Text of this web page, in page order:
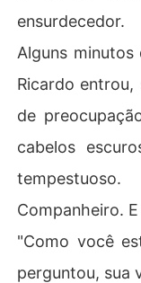
ensurdecedor.
Alguns
Ricardo
de
cabelos
Companheiro.
"Como você
perguntou, sua